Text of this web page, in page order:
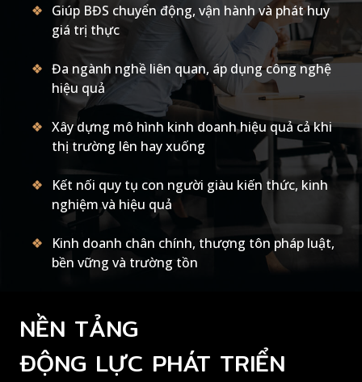
Giúp BĐS chuyển động, vận hành và phát huy
giá trị thực
Đa ngành nghề liên quan, áp dụng công nghệ
hiệu quả
Xây dựng mô hình kinh doanh hiệu quả cả khi
thị trường lên hay xuống
Kết nối quy tụ con người giàu kiến thức, kinh
nghiệm và hiệu quả
Kinh doanh chân chính, thượng tôn pháp luật,
bền vững và trường tồn
NỀN TẢNG
ĐỘNG LỰC PHÁT TRIỂN